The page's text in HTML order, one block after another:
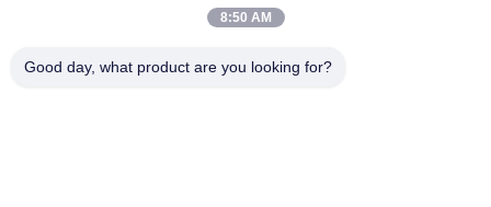
métal
8:50 AM
Good day, what product are you looking for?